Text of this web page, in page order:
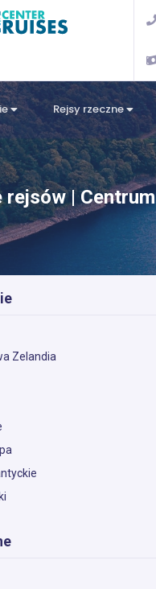
Rejsy rzeczne
rejsów |
Zelandia